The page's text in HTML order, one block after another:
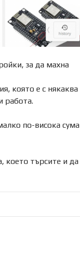
за да махна
която е с някаква
работа.
по-висока сума
което търсите и да